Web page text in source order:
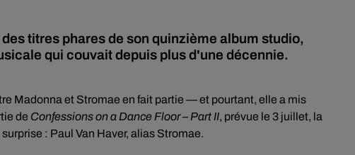
titres phares de son quinzième album studio,
qui couvait depuis plus d'une décennie.
Madonna et Stromae en fait partie — et pourtant, elle a mis
de Confessions on a Dance Floor – Part II, prévue le 3 juillet, la
: Paul Van Haver, alias Stromae.